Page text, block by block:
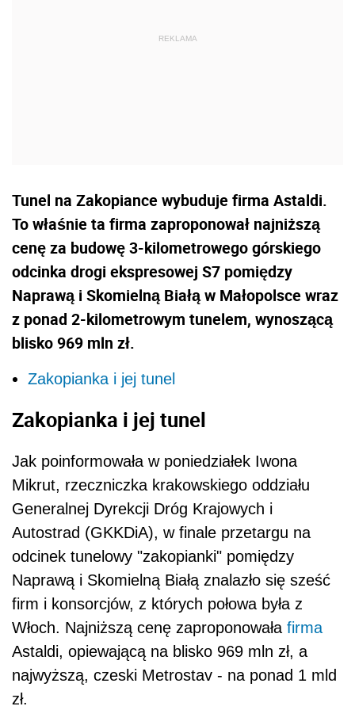
Tunel na Zakopiance wybuduje firma Astaldi.
To właśnie ta firma zaproponował najniższą
cenę za budowę 3-kilometrowego górskiego
odcinka drogi ekspresowej S7 pomiędzy
Naprawą i Skomielną Białą w Małopolsce wraz
z ponad 2-kilometrowym tunelem, wynoszącą
blisko 969 mln zł.
Zakopianka i jej tunel
Zakopianka i jej tunel
Jak poinformowała w poniedziałek Iwona
Mikrut, rzeczniczka krakowskiego oddziału
Generalnej Dyrekcji Dróg Krajowych i
Autostrad (GKKDiA), w finale przetargu na
odcinek tunelowy "zakopianki" pomiędzy
Naprawą i Skomielną Białą znalazło się sześć
firm i konsorcjów, z których połowa była z
Włoch. Najniższą cenę zaproponowała firma
Astaldi, opiewającą na blisko 969 mln zł, a
najwyższą, czeski Metrostav - na ponad 1 mld
zł.